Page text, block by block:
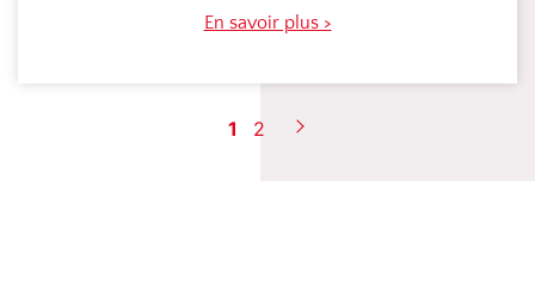
En savoir plus >
1 2